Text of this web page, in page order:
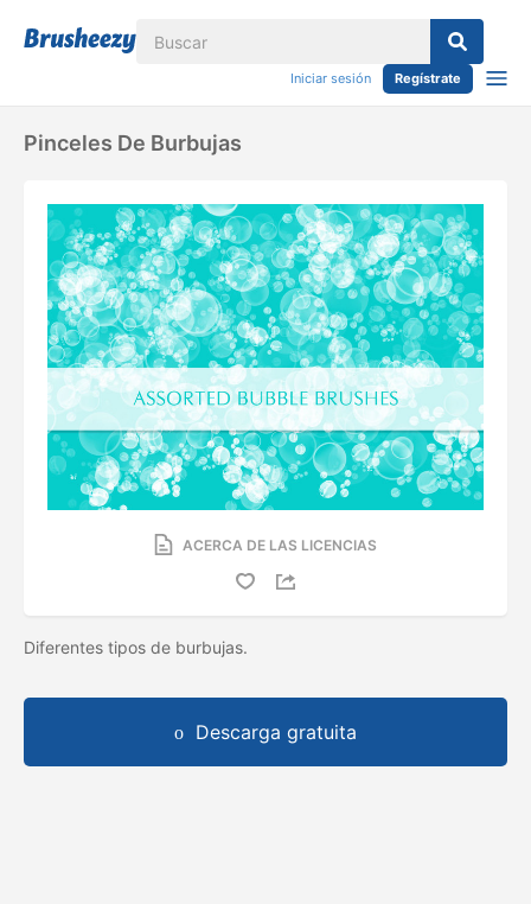
Iniciar sesión Regístrate
Pinceles De Burbujas
ACERCA DE LAS LICENCIAS
Diferentes tipos de burbujas.
Descarga gratuita